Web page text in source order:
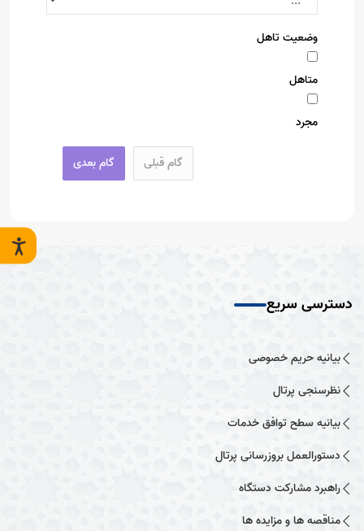
وضعیت تاهل
متاهل
مجرد
گام قبلی گام بعدی
دسترسی سریع
بیانیه حریم خصوصی
نظرسنجی پرتال
بیانیه سطح توافق خدمات
دستورالعمل بروزرسانی پرتال
راهبرد مشارکت دستگاه
مناقصه ها و مزایده ها